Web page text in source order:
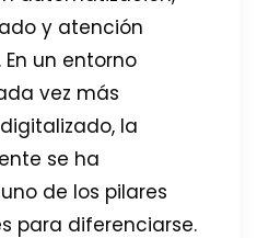
y atención
un entorno
vez más
la
se ha
de los pilares
para diferenciarse.